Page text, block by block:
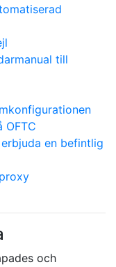
till
OFTC
en befintlig
och